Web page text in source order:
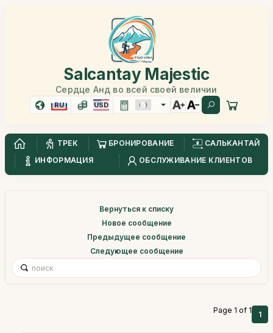
Salcantay Majestic
Сердце Анд во всей своей величии
RU USD
ТРЕК БРОНИРОВАНИЕ
САЛЬКАНТАЙ
ИНФОРМАЦИЯ
ОБСЛУЖИВАНИЕ КЛИЕНТОВ
Вернуться к списку
Новое сообщение
Предыдущее сообщение
Следующее сообщение
Page 1 of 1 1